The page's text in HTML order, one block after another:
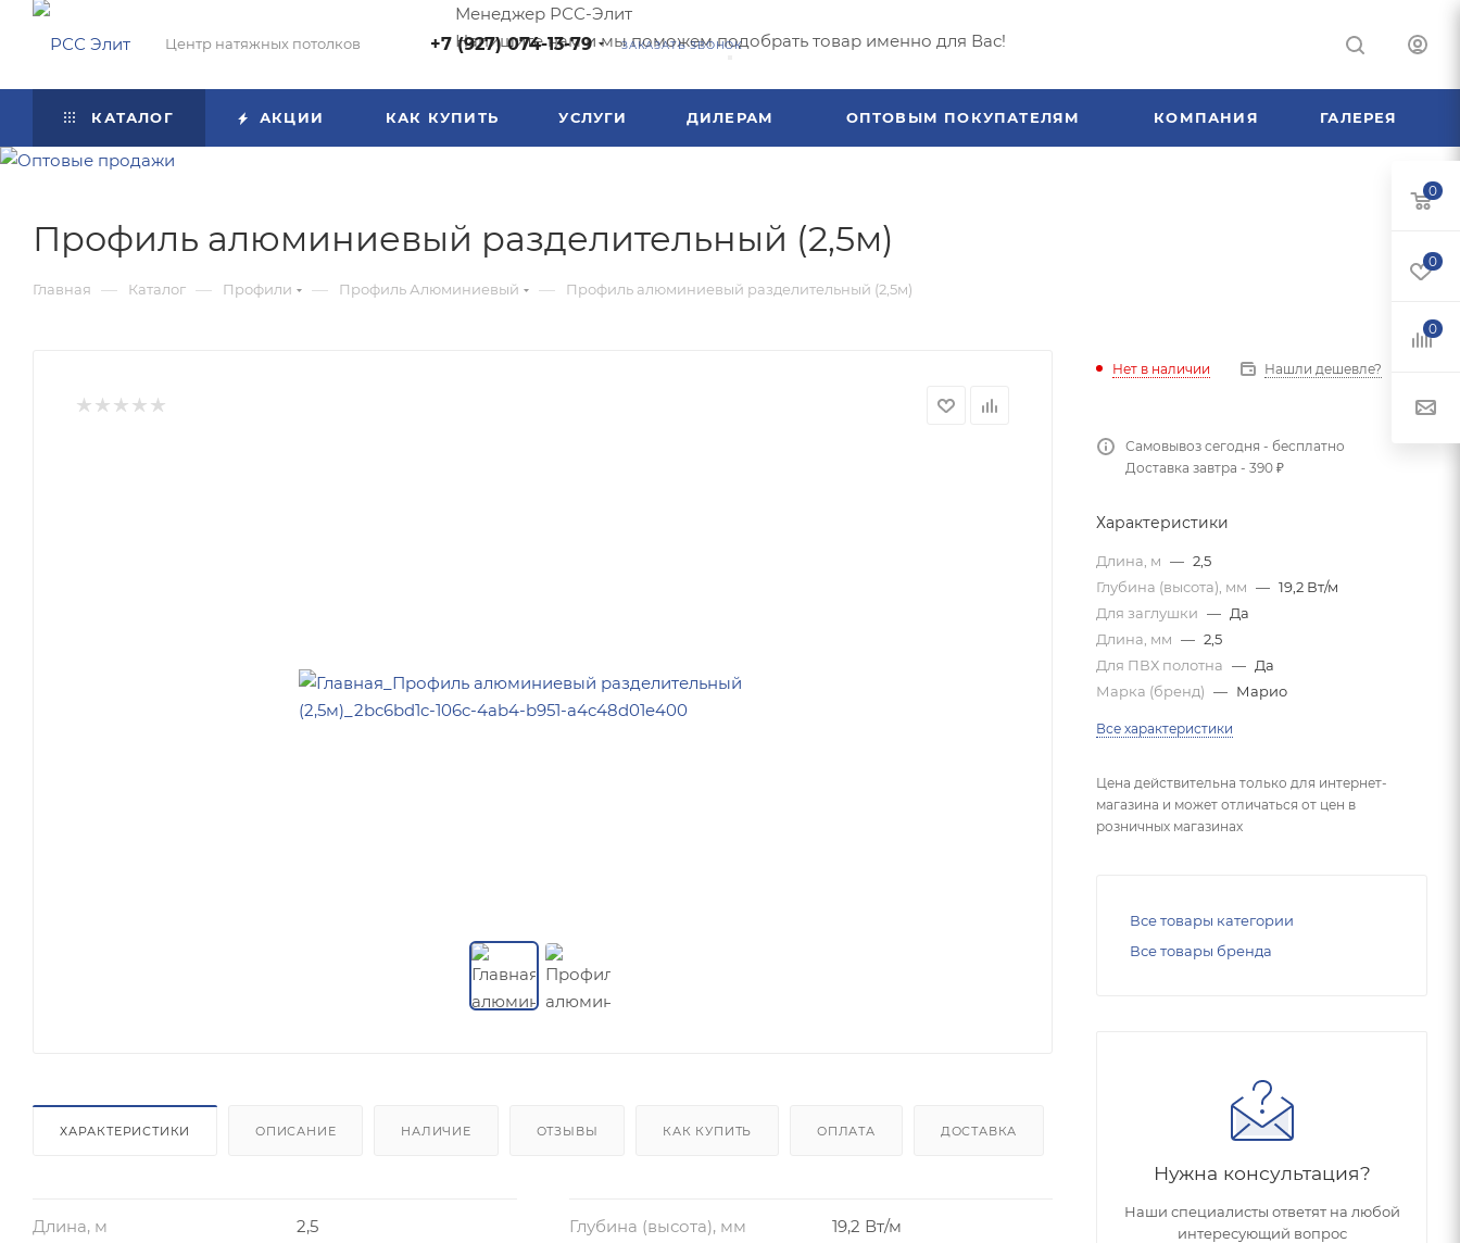
Менеджер РСС-Элит
Напишите нам и мы поможем подобрать товар именно для Вас!
Центр натяжных потолков +7 (927) 074-13-79 ЗАКАЗАТЬ ЗВОНОК
КАТАЛОГ АКЦИИ КАК КУПИТЬ УСЛУГИ ДИЛЕРАМ ОПТОВЫМ ПОКУПАТЕЛЯМ КОМПАНИЯ ГАЛЕРЕЯ
Профиль алюминиевый разделительный (2,5м)
Главная — Каталог — Профили — Профиль Алюминиевый — Профиль алюминиевый разделительный (2,5м)
ХАРАКТЕРИСТИКИ ОПИСАНИЕ НАЛИЧИЕ ОТЗЫВЫ КАК КУПИТЬ ОПЛАТА ДОСТАВКА
Длина, м 2,5 Глубина (высота), мм 19,2 Вт/м
Нет в наличии Нашли дешевле?
Самовывоз сегодня - бесплатно
Доставка завтра - 390 ₽
Характеристики
Длина, м — 2,5
Глубина (высота), мм — 19,2 Вт/м
Для заглушки — Да
Длина, мм — 2,5
Для ПВХ полотна — Да
Марка (бренд) — Марио
Все характеристики
Цена действительна только для интернет-
магазина и может отличаться от цен в
розничных магазинах
Все товары категории
Все товары бренда
Нужна консультация?
Наши специалисты ответят на любой
интересующий вопрос
0
0
0